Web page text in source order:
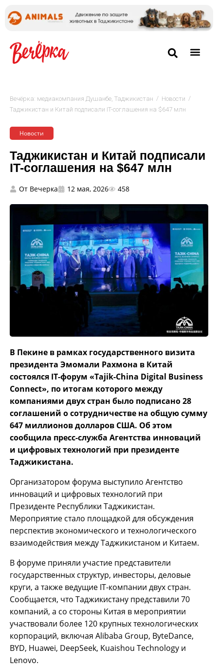
Вечёрка: медиакомпания Душанбе, Таджикистан / Новости /
Таджикистан и Китай подписали IT-соглашения на $647 млн
Новости
Таджикистан и Китай подписали
IT-соглашения на $647 млн
От Вечерка 12 мая, 2026 458
В Пекине в рамках государственного визита
президента Эмомали Рахмона в Китай
состоялся IT-форум «Tajik-China Digital Business
Connect», по итогам которого между
компаниями двух стран было подписано 28
соглашений о сотрудничестве на общую сумму
647 миллионов долларов США. Об этом
сообщила пресс-служба Агентства инноваций
и цифровых технологий при президенте
Таджикистана.
Организатором форума выступило Агентство
инноваций и цифровых технологий при
Президенте Республики Таджикистан.
Мероприятие стало площадкой для обсуждения
перспектив экономического и технологического
взаимодействия между Таджикистаном и Китаем.
В форуме приняли участие представители
государственных структур, инвесторы, деловые
круги, а также ведущие IT-компании двух стран.
Сообщается, что Таджикистану представили 70
компаний, а со стороны Китая в мероприятии
участвовали более 120 крупных технологических
корпораций, включая Alibaba Group, ByteDance,
BYD, Huawei, DeepSeek, Kuaishou Technology и
Lenovo.